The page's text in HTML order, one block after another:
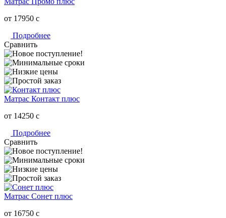
от 17950 c
Подробнее
Сравнить
Матрас Контакт плюс
от 14250 c
Подробнее
Сравнить
Матрас Сонет плюс
от 16750 c